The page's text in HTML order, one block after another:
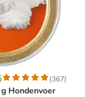
(367)
g Hondenvoer